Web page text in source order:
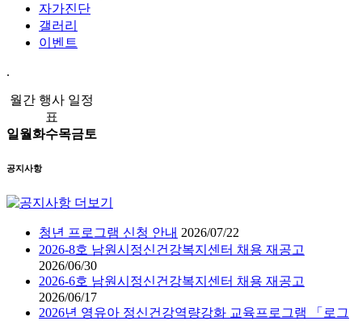
자가진단
갤러리
이벤트
.
월간 행사 일정
표
일 월화수목금토
공지사항
청년 프로그램 신청 안내 2026/07/22
2026-8호 남원시정신건강복지센터 채용 재공고
2026/06/30
2026-6호 남원시정신건강복지센터 채용 재공고
2026/06/17
2026년 영유아 정신건강역량강화 교육프로그램 「로그